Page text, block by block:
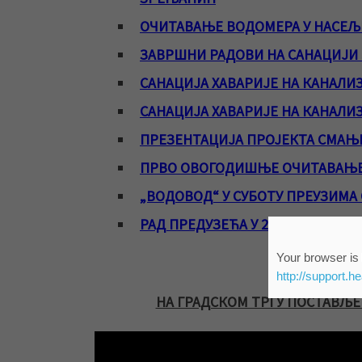
ОЧИТАВАЊЕ ВОДОМЕРА У
ЗАВРШНИ РАДОВИ НА
САНАЦИЈА ХАВАРИЈЕ НА
САНАЦИЈА ХАВАРИЈЕ НА
ПРЕЗЕНТАЦИЈА ПРОЈЕКТА
ПРВО ОВОГОДИШЊЕ
„ВОДОВОД“ У СУБОТУ
РАД ПРЕДУЗЕЋА У 2023. ГОДИНИ
НА ГРАДСКОМ ТРГУ
Your browser
http://